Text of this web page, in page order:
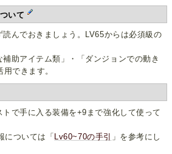
いて
読んでおきましょう。LV65からは必須級の
補助アイテム類」・「ダンジョンでの動き
できます。
トで手に入る装備を+9まで強化して使って
については「
Lv60~70の手引
」を参考にし